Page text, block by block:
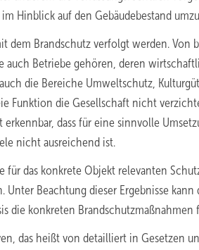
Hinblick auf den Gebäudebestand
dem Brandschutz verfolgt werden. Von
Betriebe gehören, deren
die Bereiche Umweltschutz,
Funktion die Gesellschaft nicht
dass für eine sinnvolle
nicht ausreichend ist.
für das konkrete Objekt relevanten
Unter Beachtung dieser Ergebnisse
die konkreten Brandschutzmaßnahmen
das heißt von detailliert in Gesetzen